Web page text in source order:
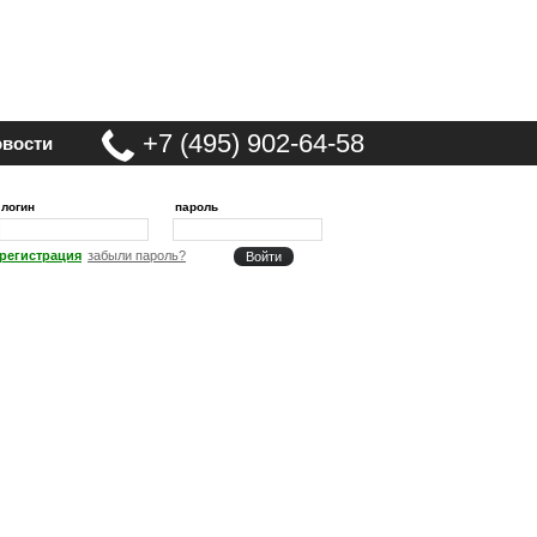
+7 (495) 902-64-58
логин пароль
регистрация забыли пароль?